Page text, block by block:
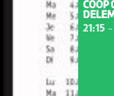
COOP
21:15 -